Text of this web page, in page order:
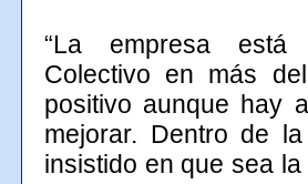
“La empresa está
Colectivo en más
positivo aunque hay
mejorar. Dentro de
insistido en que sea